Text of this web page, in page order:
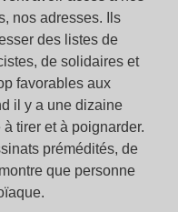
nos adresses. Ils
des listes de
de solidaires et
favorables aux
il y a une dizaine
tirer et à poignarder.
prémédités, de
que personne